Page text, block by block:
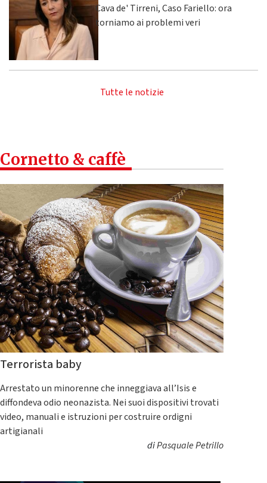
Cava de' Tirreni, Caso Fariello: ora
torniamo ai problemi veri
Tutte le notizie
Cornetto & caffè
Terrorista baby
Arrestato un minorenne che inneggiava all’Isis e
diffondeva odio neonazista. Nei suoi dispositivi trovati
video, manuali e istruzioni per costruire ordigni
artigianali
diPasquale Petrillo